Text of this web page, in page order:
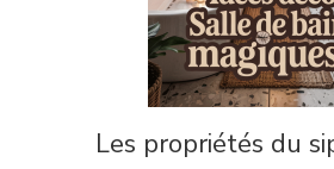
Les propriétés du